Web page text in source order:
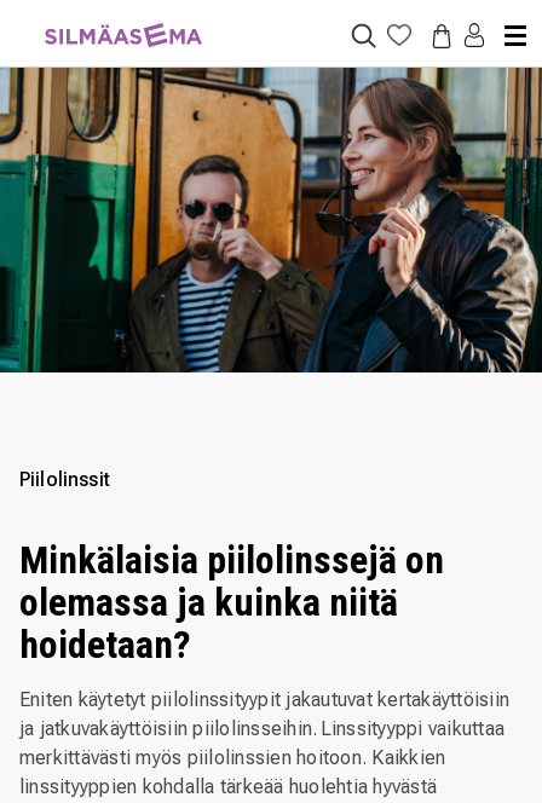
Piilolinssit
Minkälaisia piilolinssejä on
olemassa ja kuinka niitä
hoidetaan?
Eniten käytetyt piilolinssityypit jakautuvat kertakäyttöisiin
ja jatkuvakäyttöisiin piilolinsseihin. Linssityyppi vaikuttaa
merkittävästi myös piilolinssien hoitoon. Kaikkien
linssityyppien kohdalla tärkeää huolehtia hyvästä